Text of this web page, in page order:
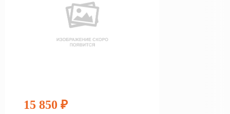
15 850 ₽